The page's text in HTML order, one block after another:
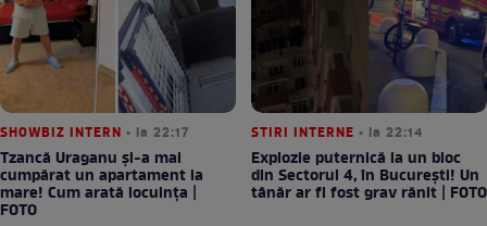
SHOWBIZ INTERN • la 22:17
Tzancă Uraganu și-a mai
cumpărat un apartament la
mare! Cum arată locuința |
FOTO
STIRI INTERNE • la 22:14
Explozie puternică la un bloc
din Sectorul 4, în București! Un
tânăr ar fi fost grav rănit | FOTO